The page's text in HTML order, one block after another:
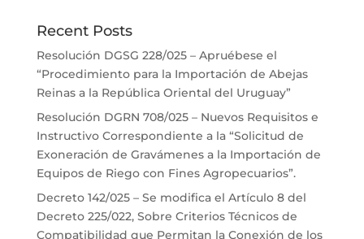
Recent Posts
Resolución DGSG 228/025 – Apruébese el
“Procedimiento para la Importación de Abejas
Reinas a la República Oriental del Uruguay”
Resolución DGRN 708/025 – Nuevos Requisitos e
Instructivo Correspondiente a la “Solicitud de
Exoneración de Gravámenes a la Importación de
Equipos de Riego con Fines Agropecuarios”.
Decreto 142/025 – Se modifica el Artículo 8 del
Decreto 225/022, Sobre Criterios Técnicos de
Compatibilidad que Permitan la Conexión de los